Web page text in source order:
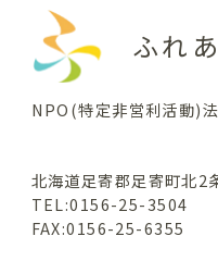
ふれ
NPO(特定非営利活動)
北海道足寄郡足寄町北2
TEL:0156-25-3504
FAX:0156-25-6355